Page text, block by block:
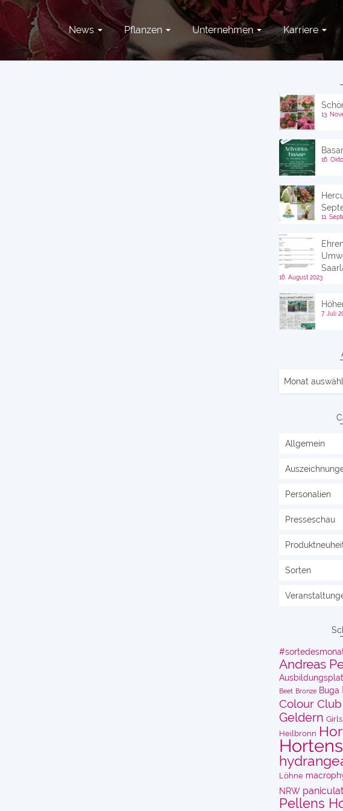
News Pflanzen Unternehmen Karriere
13.
16.
11.
16. August 2023
7. Juli
Monat
Allgemein
Personalien
Presseschau
Sorten
Andreas
Beet Bronze Buga
Colour Club
Geldern
Heilbronn
Löhne
NRW
Pellens